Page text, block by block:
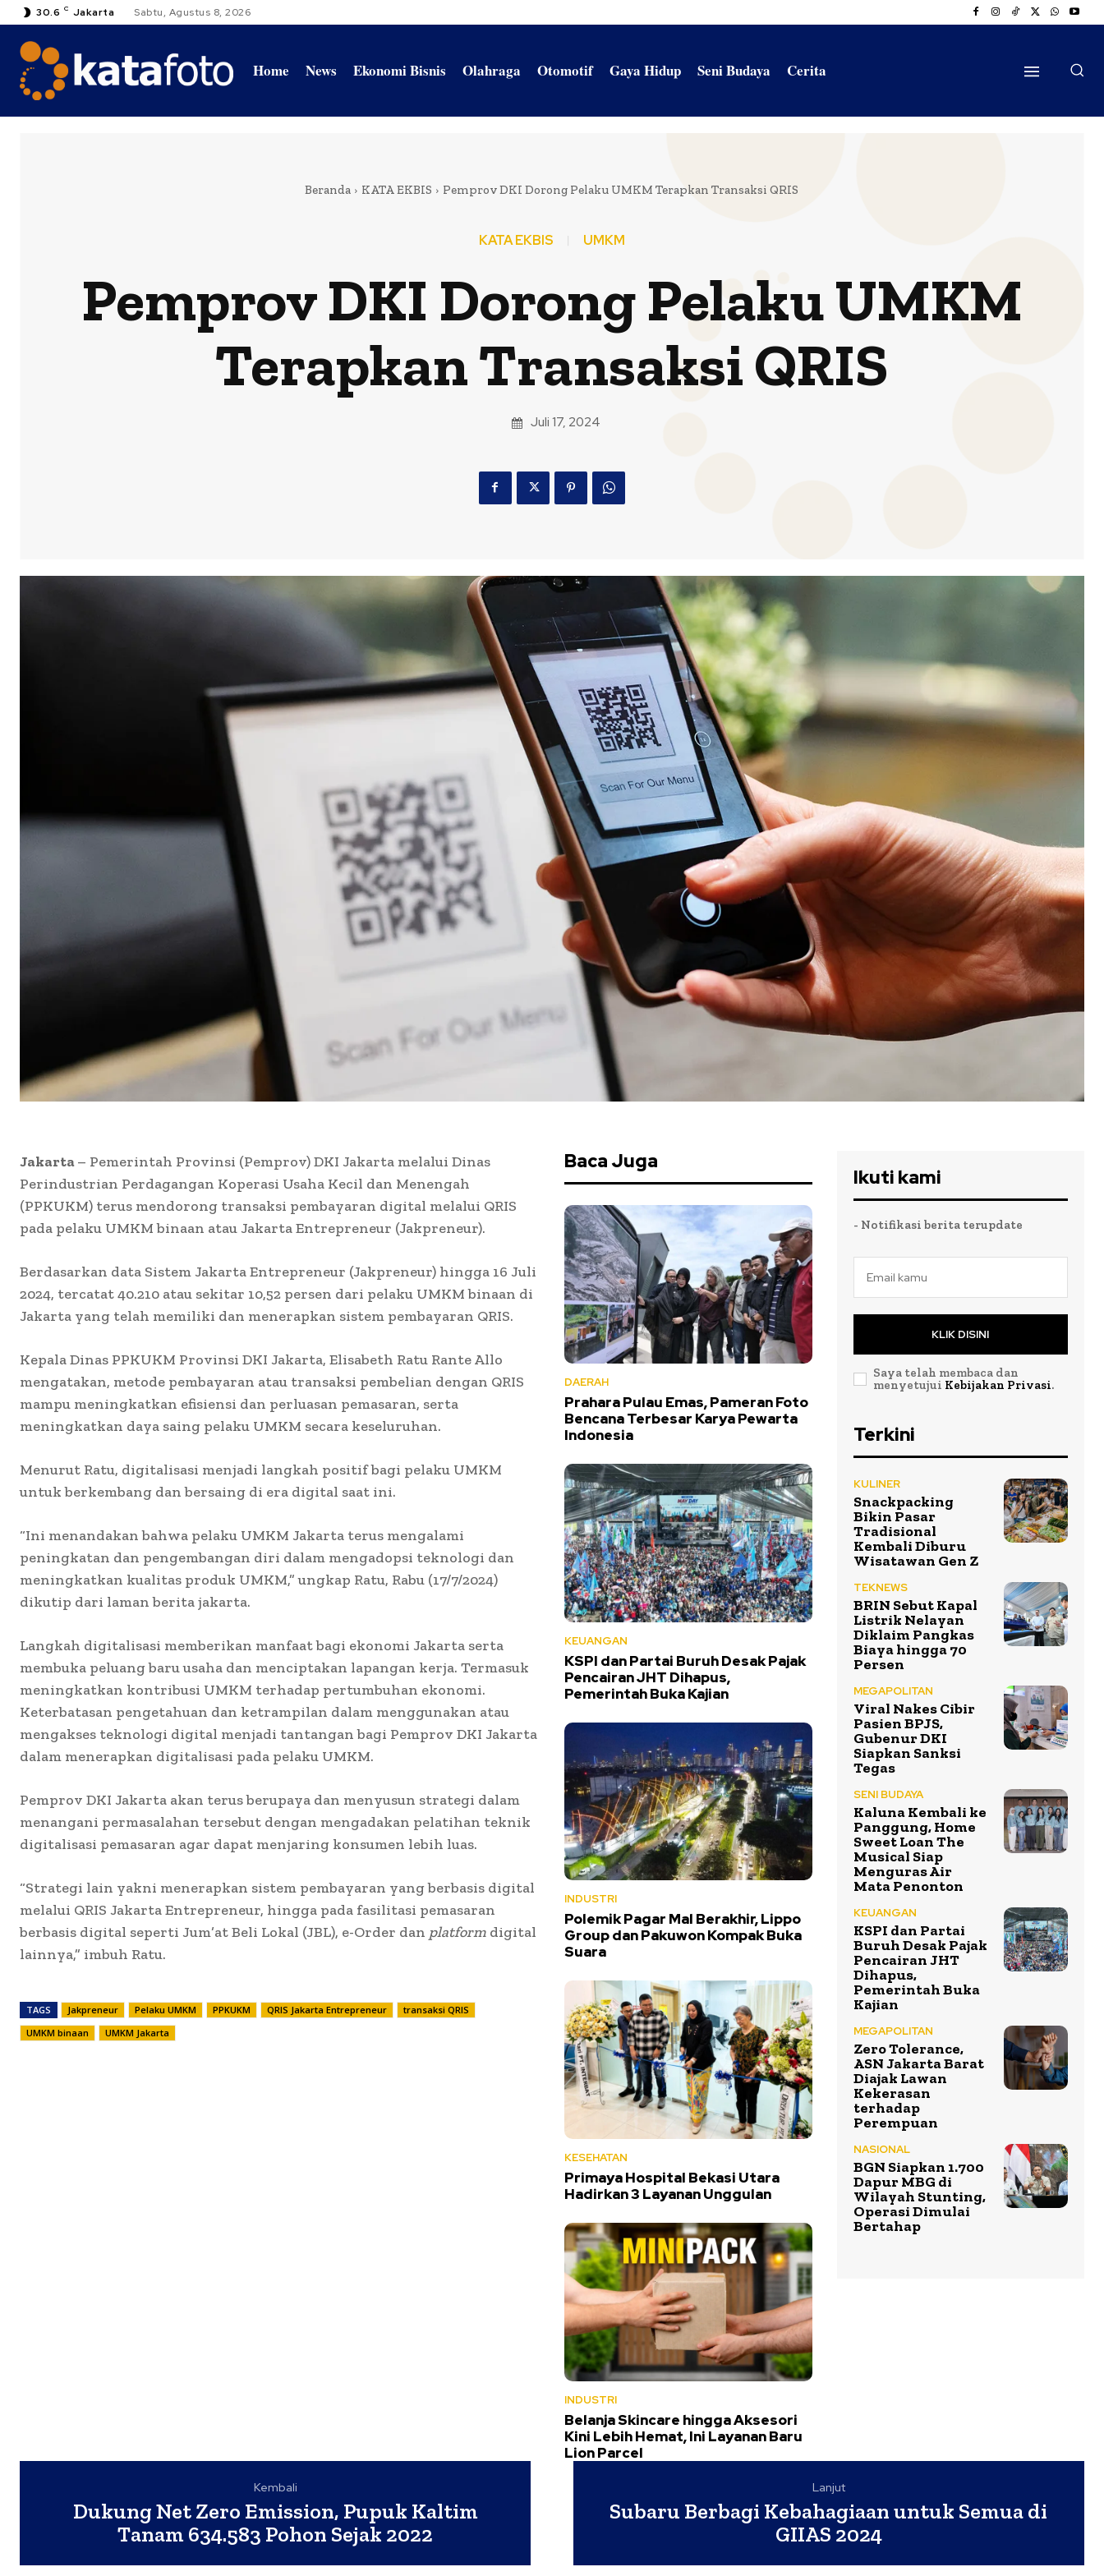
30.6 C Jakarta Sabtu, Agustus 8, 2026
Home News Ekonomi Bisnis Olahraga Otomotif Gaya Hidup Seni Budaya Cerita
Beranda KATA EKBIS Pemprov DKI Dorong Pelaku UMKM Terapkan Transaksi QRIS
KATA EKBIS UMKM
Pemprov DKI Dorong Pelaku UMKM
Terapkan Transaksi QRIS
Juli 17, 2024
Jakarta– Pemerintah Provinsi (Pemprov) DKI Jakarta melalui Dinas
Perindustrian Perdagangan Koperasi Usaha Kecil dan Menengah
(PPKUKM) terus mendorong transaksi pembayaran digital melalui QRIS
pada pelaku UMKM binaan atau Jakarta Entrepreneur (Jakpreneur).
Berdasarkan data Sistem Jakarta Entrepreneur (Jakpreneur) hingga 16 Juli
2024, tercatat 40.210 atau sekitar 10,52 persen dari pelaku UMKM binaan di
Jakarta yang telah memiliki dan menerapkan sistem pembayaran QRIS.
Kepala Dinas PPKUKM Provinsi DKI Jakarta, Elisabeth Ratu Rante Allo
mengatakan, metode pembayaran atau transaksi pembelian dengan QRIS
mampu meningkatkan efisiensi dan perluasan pemasaran, serta
meningkatkan daya saing pelaku UMKM secara keseluruhan.
Menurut Ratu, digitalisasi menjadi langkah positif bagi pelaku UMKM
untuk berkembang dan bersaing di era digital saat ini.
“Ini menandakan bahwa pelaku UMKM Jakarta terus mengalami
peningkatan dan pengembangan diri dalam mengadopsi teknologi dan
meningkatkan kualitas produk UMKM,” ungkap Ratu, Rabu (17/7/2024)
dikutip dari laman berita jakarta.
Langkah digitalisasi memberikan manfaat bagi ekonomi Jakarta serta
membuka peluang baru usaha dan menciptakan lapangan kerja. Termasuk
meningkatkan kontribusi UMKM terhadap pertumbuhan ekonomi.
Keterbatasan pengetahuan dan ketrampilan dalam menggunakan atau
mengakses teknologi digital menjadi tantangan bagi Pemprov DKI Jakarta
dalam menerapkan digitalisasi pada pelaku UMKM.
Pemprov DKI Jakarta akan terus berupaya dan menyusun strategi dalam
menangani permasalahan tersebut dengan mengadakan pelatihan teknik
digitalisasi pemasaran agar dapat menjaring konsumen lebih luas.
“Strategi lain yakni menerapkan sistem pembayaran yang berbasis digital
melalui QRIS Jakarta Entrepreneur, hingga pada fasilitasi pemasaran
berbasis digital seperti Jum’at Beli Lokal (JBL), e-Order dan platform digital
lainnya,” imbuh Ratu.
TAGS Jakpreneur Pelaku UMKM PPKUKM QRIS Jakarta Entrepreneur
transaksi QRIS
UMKM binaan
UMKM Jakarta
Baca Juga
DAERAH
Prahara Pulau Emas, Pameran Foto
Bencana Terbesar Karya Pewarta
Indonesia
KEUANGAN
KSPI dan Partai Buruh Desak Pajak
Pencairan JHT Dihapus,
Pemerintah Buka Kajian
INDUSTRI
Polemik Pagar Mal Berakhir, Lippo
Group dan Pakuwon Kompak Buka
Suara
KESEHATAN
Primaya Hospital Bekasi Utara
Hadirkan 3 Layanan Unggulan
INDUSTRI
Belanja Skincare hingga Aksesori
Kini Lebih Hemat, Ini Layanan Baru
Lion Parcel
Ikuti kami
- Notifikasi berita terupdate
KLIK DISINI
Saya telah membaca dan
menyetujui Kebijakan Privasi.
Terkini
KULINER
Snackpacking
Bikin Pasar
Tradisional
Kembali Diburu
Wisatawan Gen Z
TEKNEWS
BRIN Sebut Kapal
Listrik Nelayan
Diklaim Pangkas
Biaya hingga 70
Persen
MEGAPOLITAN
Viral Nakes Cibir
Pasien BPJS,
Gubenur DKI
Siapkan Sanksi
Tegas
SENI BUDAYA
Kaluna Kembali ke
Panggung, Home
Sweet Loan The
Musical Siap
Menguras Air
Mata Penonton
KEUANGAN
KSPI dan Partai
Buruh Desak Pajak
Pencairan JHT
Dihapus,
Pemerintah Buka
Kajian
MEGAPOLITAN
Zero Tolerance,
ASN Jakarta Barat
Diajak Lawan
Kekerasan
terhadap
Perempuan
NASIONAL
BGN Siapkan 1.700
Dapur MBG di
Wilayah Stunting,
Operasi Dimulai
Bertahap
Kembali
Dukung Net Zero Emission, Pupuk Kaltim
Tanam 634.583 Pohon Sejak 2022
Lanjut
Subaru Berbagi Kebahagiaan untuk Semua di
GIIAS 2024